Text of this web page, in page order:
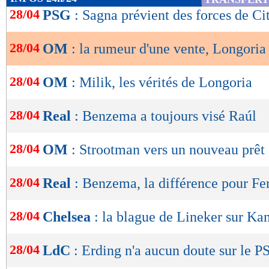
de
OK
28/04 PSG : Sagna prévient des forces de
28/04 OM : la rumeur d'une vente, Longoria
28/04 OM : Milik, les vérités de Longoria
28/04 Real : Benzema a toujours visé Raúl
28/04 OM : Strootman vers un nouveau prêt
28/04 Real : Benzema, la différence pour
28/04 Chelsea : la blague de Lineker sur
28/04 LdC : Erding n'a aucun doute sur le